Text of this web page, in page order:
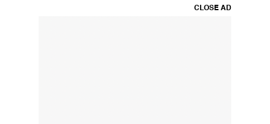
CLOSE AD